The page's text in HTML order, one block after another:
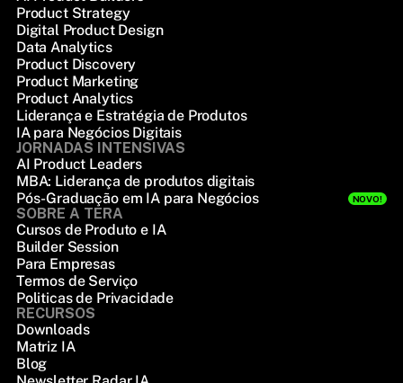
Product Strategy
Digital Product Design
Data Analytics
Product Discovery
Product Marketing
Product Analytics
Liderança e Estratégia de Produtos
IA para Negócios Digitais
JORNADAS INTENSIVAS
AI Product Leaders
MBA: Liderança de produtos digitais
Pós-Graduação em IA para Negócios
NOVO!
SOBRE A TERA
Cursos de Produto e IA
Builder Session
Para Empresas
Termos de Serviço
Politicas de Privacidade
RECURSOS
Downloads
Matriz IA
Blog